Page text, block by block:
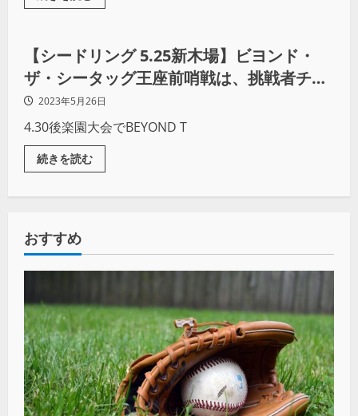
プロレス
【シードリング 5.25新木場】ビヨンド・
ザ・シータッグ王座前哨戦は、挑戦者チー
ムが完敗。血まみれのリコが王座奪取を誓
う！
2023年5月26日
4.30後楽園大会でBEYOND T
続きを読む
おすすめ